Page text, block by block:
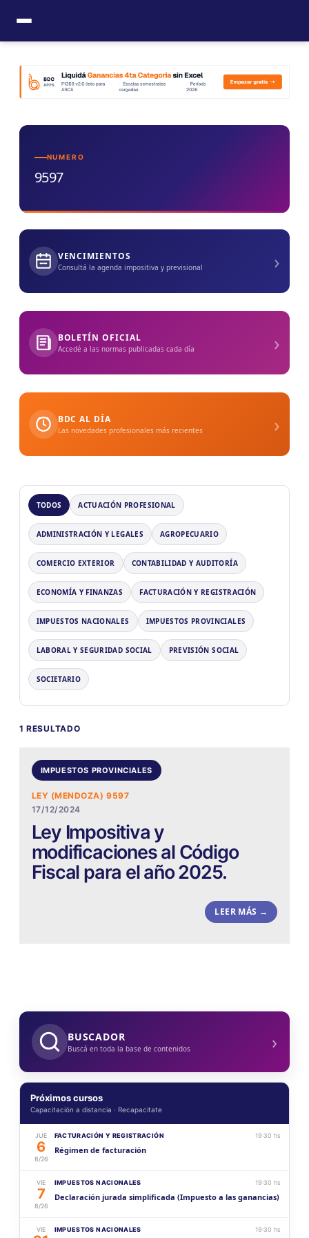
contenido
NUMERO
9597
VENCIMIENTOS
Consultá la agenda impositiva y previsional ›
BOLETÍN OFICIAL
Accedé a las normas publicadas cada día ›
BDC AL DÍA
Las novedades profesionales más recientes ›
TODOS ACTUACIÓN PROFESIONAL
ADMINISTRACIÓN Y LEGALES AGROPECUARIO
COMERCIO EXTERIOR CONTABILIDAD Y AUDITORÍA
ECONOMÍA Y FINANZAS FACTURACIÓN Y REGISTRACIÓN
IMPUESTOS NACIONALES IMPUESTOS PROVINCIALES
LABORAL Y SEGURIDAD SOCIAL PREVISIÓN SOCIAL
SOCIETARIO
1 RESULTADO
IMPUESTOS PROVINCIALES
LEY (MENDOZA) 9597
17/12/2024
Ley Impositiva y
modificaciones al Código
Fiscal para el año 2025.
LEER MÁS →
BUSCADOR
Buscá en toda la base de contenidos ›
Próximos cursos
Capacitación a distancia · Recapacitate
JUE
6
8/26
FACTURACIÓN Y REGISTRACIÓN 19:30 hs
Régimen de facturación
VIE
7
8/26
IMPUESTOS NACIONALES 19:30 hs
Declaración jurada simplificada (Impuesto a las ganancias)
VIE IMPUESTOS NACIONALES 19:30 hs